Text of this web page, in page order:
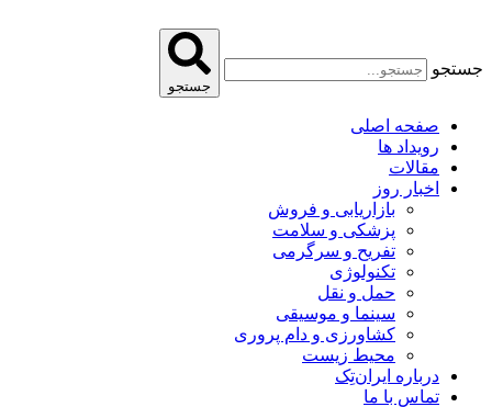
جستجو
جستجو
صفحه اصلی
رویداد ها
مقالات
اخبار روز
بازاریابی و فروش
پزشکی و سلامت
تفریح و سرگرمی
تکنولوژی
حمل و نقل
سینما و موسیقی
کشاورزی و دام پروری
محیط زیست
درباره ایران‌تِک
تماس با ما